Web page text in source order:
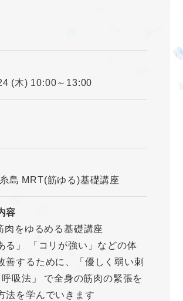
(木) 10:00～13:00
島 MRT(筋ゆる)基礎講座
容
をゆるめる基礎講座
る」 「コリが強い」などの体
善するために、「優しく弱い刺
吸法」 で全身の筋肉の緊張を
法を学んでいきます